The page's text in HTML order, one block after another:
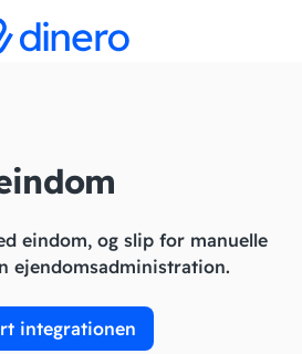
eindom, og slip for manuelle
ejendomsadministration.
integrationen